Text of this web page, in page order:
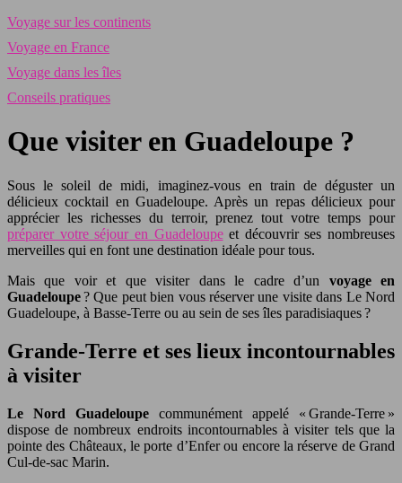
Voyage sur les continents
Voyage en France
Voyage dans les îles
Conseils pratiques
Que visiter en Guadeloupe ?
Sous le soleil de midi, imaginez-vous en train de déguster un
délicieux cocktail en Guadeloupe. Après un repas délicieux pour
apprécier les richesses du terroir, prenez tout votre temps pour
préparer votre séjour en Guadeloupeet découvrir ses nombreuses
merveilles qui en font une destination idéale pour tous.
Mais que voir et que visiter dans le cadre d’un voyage en
Guadeloupe? Que peut bien vous réserver une visite dans Le Nord
Guadeloupe, à Basse-Terre ou au sein de ses îles paradisiaques ?
Grande-Terre et ses lieux incontournables
à visiter
Le Nord Guadeloupe communément appelé « Grande-Terre »
dispose de nombreux endroits incontournables à visiter tels que la
pointe des Châteaux, le porte d’Enfer ou encore la réserve de Grand
Cul-de-sac Marin.